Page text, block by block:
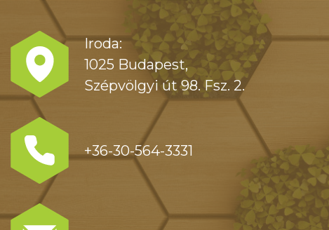
Iroda:
1025 Budapest,
Szépvölgyi út 98. Fsz. 2.
+36-30-564-3331